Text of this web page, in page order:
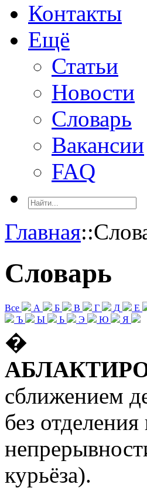
Контакты
Ещё
Статьи
Новости
Словарь
Вакансии
FAQ
Главная::
Словарь
Все А Б В Г Д Е
Ъ
Ы Ь Э Ю Я
�
сближением
без
курьёза).